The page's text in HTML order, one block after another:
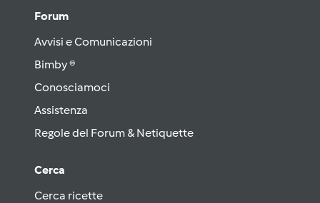
Forum
Avvisi e Comunicazioni
Bimby ®
Conosciamoci
Assistenza
Regole del Forum & Netiquette
Cerca
Cerca ricette